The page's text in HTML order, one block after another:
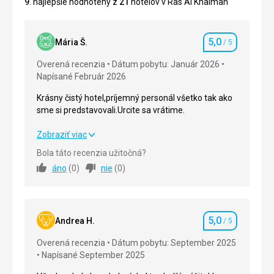
9. najlepšie hodnotený z 21 hotelov v Ras Al Khaimah
Mária Š. Hodnotenie
5,0 / 5
Overená recenzia
Dátum pobytu: Január 2026
Napísané Február 2026
Krásny čistý hotel,príjemný personál všetko tak ako
sme si predstavovali.Urcite sa vrátime.
Krásny čistý hotel,príjemný personál všetko tak ako
sme si predstavovali.Urcite sa vrátime.
Strava
Okolie 5,0/ 5
Služby 5,0/ 5
Zobraziť viac
Bola táto recenzia užitočná?
áno (0) nie (0)
Andrea H. Hodnotenie
5,0 / 5
Overená recenzia
Dátum pobytu: September 2025
Napísané September 2025